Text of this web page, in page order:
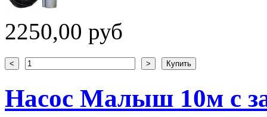
2250,00 руб
Насос Малыш 10м с